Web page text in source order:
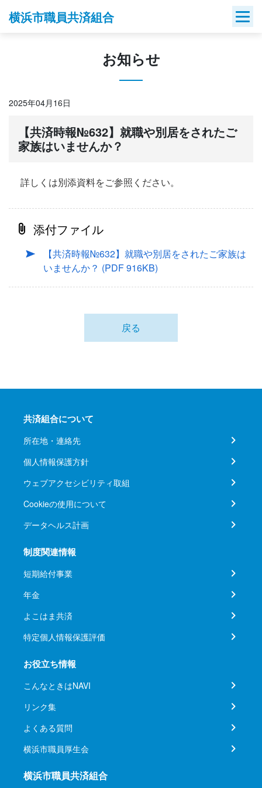
横浜市職員共済組合
お知らせ
2025年04月16日
【共済時報№632】就職や別居をされたご
家族はいませんか？
詳しくは別添資料をご参照ください。
添付ファイル
【共済時報№632】就職や別居をされたご家族は
いませんか？ (PDF 916KB)
戻る
共済組合について
所在地・連絡先
個人情報保護方針
ウェブアクセシビリティ取組
Cookieの使用について
データヘルス計画
制度関連情報
短期給付事業
年金
よこはま共済
特定個人情報保護評価
お役立ち情報
こんなときはNAVI
リンク集
よくある質問
横浜市職員厚生会
横浜市職員共済組合